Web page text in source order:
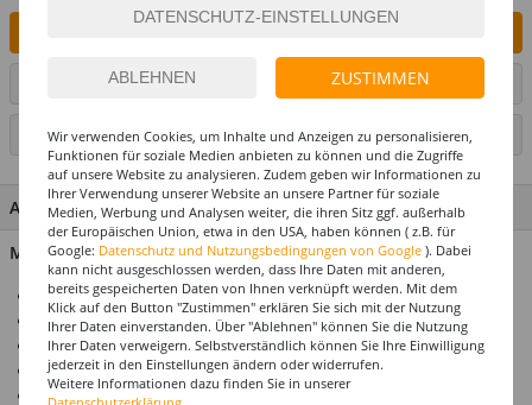
ARTIKEL AUF WUNSCHLISTE SETZEN
SEITE DRUCKEN
ARTIKEL MERKMALE & DETAILS
Material: 100% Polyester
Ideal für Karneval & Mottopartys
Perücke für Erwachsene
Einheitsgröße
Top-Preis-Leistungsverhältnis
Produktempfehlung: Unser Haarnetz / Perückennetz
ZUSTIMMEN
Wir verwenden Cookies, um Inhalte und Anzeigen zu personalisieren,
Funktionen für soziale Medien anbieten zu können und die Zugriffe
auf unsere Website zu analysieren. Zudem geben wir Informationen zu
Ihrer Verwendung unserer Website an unsere Partner für soziale
Medien, Werbung und Analysen weiter, die ihren Sitz ggf. außerhalb
der Europäischen Union, etwa in den USA, haben können ( z.B. für
Google: Datenschutz und Nutzungsbedingungen von Google ). Dabei
kann nicht ausgeschlossen werden, dass Ihre Daten mit anderen,
bereits gespeicherten Daten von Ihnen verknüpft werden. Mit dem
Klick auf den Button "Zustimmen" erklären Sie sich mit der Nutzung
Ihrer Daten einverstanden. Über "Ablehnen" können Sie die Nutzung
Ihrer Daten verweigern. Selbstverständlich können Sie Ihre Einwilligung
jederzeit in den Einstellungen ändern oder widerrufen.
Weitere Informationen dazu finden Sie in unserer